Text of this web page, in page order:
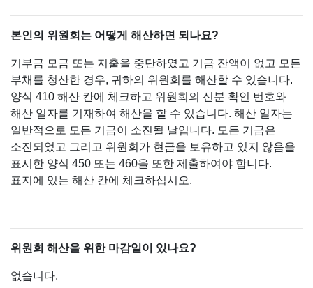
본인의 위원회는 어떻게 해산하면 되나요?
기부금 모금 또는 지출을 중단하였고 기금 잔액이 없고 모든
부채를 청산한 경우, 귀하의 위원회를 해산할 수 있습니다.
양식 410 해산 칸에 체크하고 위원회의 신분 확인 번호와
해산 일자를 기재하여 해산을 할 수 있습니다. 해산 일자는
일반적으로 모든 기금이 소진될 날입니다. 모든 기금은
소진되었고 그리고 위원회가 현금을 보유하고 있지 않음을
표시한 양식 450 또는 460을 또한 제출하여야 합니다.
표지에 있는 해산 칸에 체크하십시오.
위원회 해산을 위한 마감일이 있나요?
없습니다.